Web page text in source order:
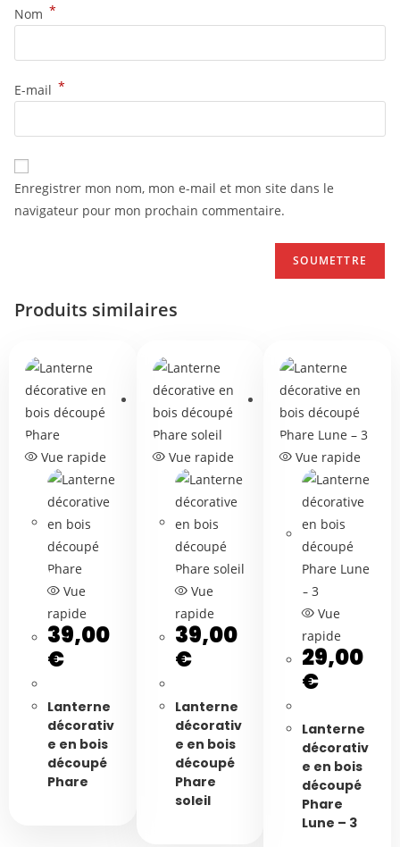
Nom *
E-mail *
Enregistrer mon nom, mon e-mail et mon site dans le
navigateur pour mon prochain commentaire.
Produits similaires
Vue rapide
Vue
rapide
39,00
€
Lanterne
décorativ
e en bois
découpé
Phare
Vue rapide
Vue
rapide
39,00
€
Lanterne
décorativ
e en bois
découpé
Phare
soleil
Vue rapide
Vue
rapide
29,00
€
Lanterne
décorativ
e en bois
découpé
Phare
Lune – 3